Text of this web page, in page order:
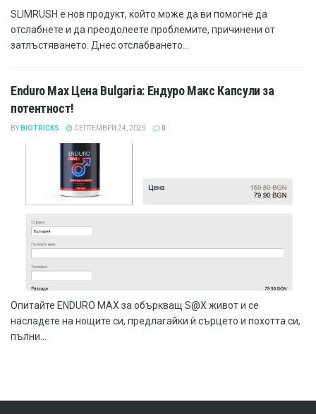
SLIMRUSH е нов продукт, който може да ви помогне да
отслабнете и да преодолеете проблемите, причинени от
затлъстяването. Днес отслабването...
Enduro Max Цена Bulgaria: Ендуро Макс Капсули за
потентност!
BY BIOTRICKS СЕПТЕМВРИ 24, 2025 0
Опитайте ENDURO MAX за объркващ S@X живот и се
насладете на нощите си, предлагайки ѝ сърцето и похотта си,
пълни...